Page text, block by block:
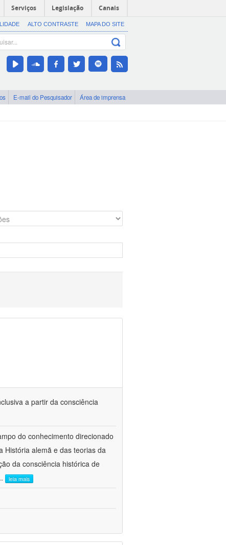
Serviços Legislação Canais
ALTO CONTRASTE MAPA DO SITE
E-mail do Pesquisador Área de imprensa
a partir da consciência
do conhecimento direcionado
História alemã e das teorias da
da consciência histórica de
leia mais